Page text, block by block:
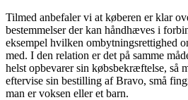
Tilmed anbefaler vi at køberen er klar
bestemmelser der kan håndhæves i
eksempel hvilken ombytningsrettighed
med. I den relation er det på samme
helst opbevarer sin købsbekræftelse, så
eftervise sin bestilling af Bravo, små
man er voksen eller et barn.